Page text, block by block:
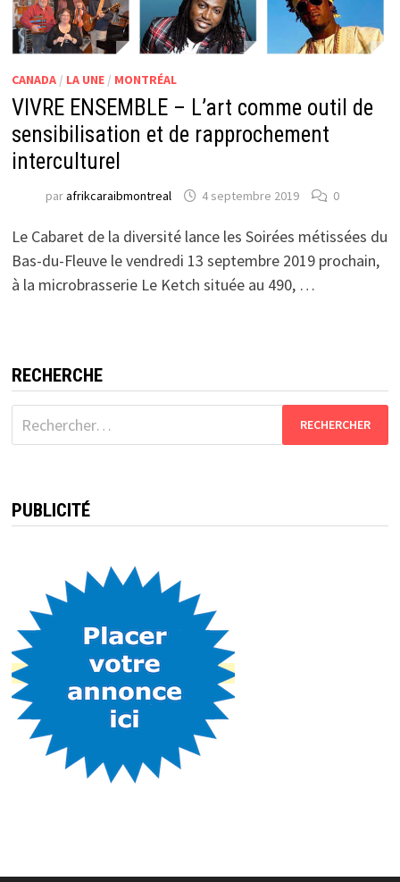
CANADA/ LA UNE/ MONTRÉAL
VIVRE ENSEMBLE – L’art comme outil de
sensibilisation et de rapprochement
interculturel
parafrikcaraibmontreal 4 septembre 2019 0
Le Cabaret de la diversité lance les Soirées métissées du
Bas-du-Fleuve le vendredi 13 septembre 2019 prochain,
à la microbrasserie Le Ketch située au 490, …
RECHERCHE
Rechercher :
PUBLICITÉ